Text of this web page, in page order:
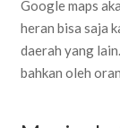
Google maps
heran bisa saja
daerah yang
bahkan oleh